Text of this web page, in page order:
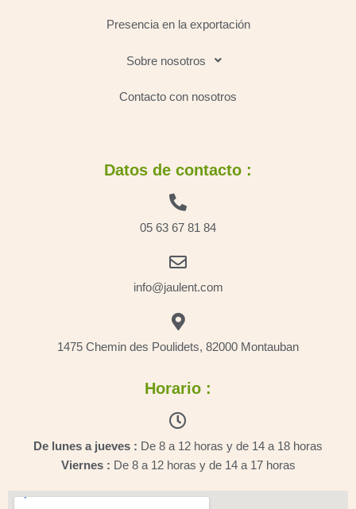
Presencia en la exportación
Sobre nosotros
Contacto con nosotros
Datos de contacto :
05 63 67 81 84
info@jaulent.com
1475 Chemin des Poulidets, 82000 Montauban
Horario :
De lunes a jueves : De 8 a 12 horas y de 14 a 18 horas
Viernes : De 8 a 12 horas y de 14 a 17 horas